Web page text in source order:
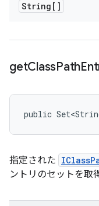
String[]
getClassPath
public
指定された
ントリのセットを取